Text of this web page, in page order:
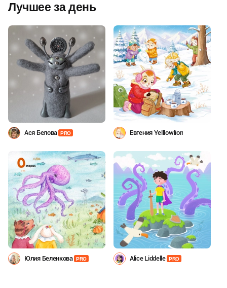
Лучшее за день
Ася Белова PRO Евгения Yelllowlion
Юлия Беленкова PRO Alice Liddelle PRO